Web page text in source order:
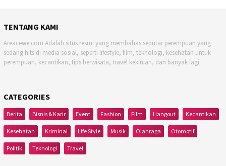
TENTANG KAMI
Areacewe.com Adalah situs resmi yang membahas seputar perempuan yang
sedang hits di media sosial, seperti lifestyle, film, teknologi, kesehatan untuk
perempuan, kecantikan, tips berwisata, travel kekinian, dan banyak lagi
CATEGORIES
Berita Bisnis & Karir Event Fashion Film Hangout Kecantikan
Kesehatan Kriminal Life Style Musik Olahraga Otomotif
Politik Teknologi Travel